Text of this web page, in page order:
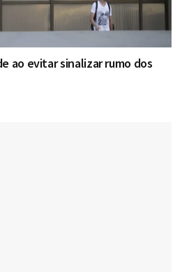
ao evitar sinalizar rumo dos